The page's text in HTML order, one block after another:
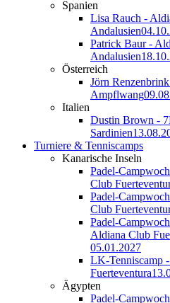
Spanien
Lisa Rauch -
Andalusien
Patrick Baur -
Andalusien
Österreich
Jörn
Ampflwang
Italien
Dustin Brown -
Sardinien
Turniere & Tenniscamps
Kanarische Inseln
Padel-
Club
Padel-
Club
Padel-
Aldiana Club
05.01.2027
LK-Tenniscamp
Fuerteventura
Ägypten
Padel-